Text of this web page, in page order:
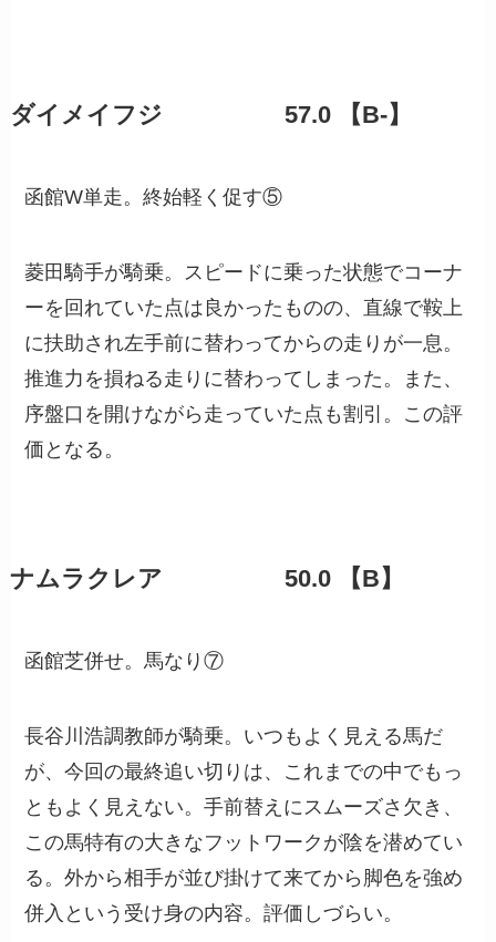
ダイメイフジ 57.0 【B-】
函館W単走。終始軽く促す⑤
菱田騎手が騎乗。スピードに乗った状態でコーナ
ーを回れていた点は良かったものの、直線で鞍上
に扶助され左手前に替わってからの走りが一息。
推進力を損ねる走りに替わってしまった。また、
序盤口を開けながら走っていた点も割引。この評
価となる。
ナムラクレア 50.0 【B】
函館芝併せ。馬なり⑦
長谷川浩調教師が騎乗。いつもよく見える馬だ
が、今回の最終追い切りは、これまでの中でもっ
ともよく見えない。手前替えにスムーズさ欠き、
この馬特有の大きなフットワークが陰を潜めてい
る。外から相手が並び掛けて来てから脚色を強め
併入という受け身の内容。評価しづらい。